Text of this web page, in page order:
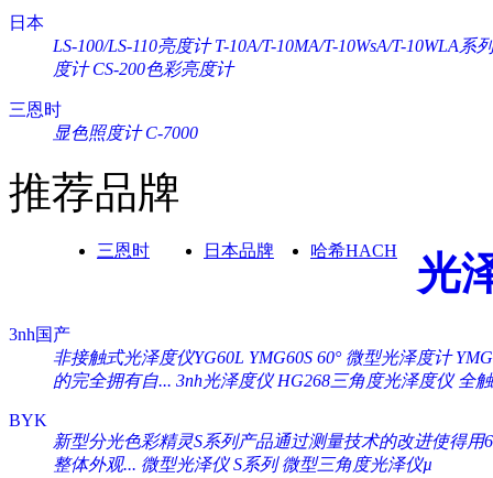
日本
LS-100/LS-110亮度计 T-10A/T-10MA/T-10WsA/T-10WLA系
度计 CS-200色彩亮度计
三恩时
显色照度计 C-7000
推荐品牌
三恩时 日本品牌 哈希HACH 光
3nh国产
非接触式光泽度仪YG60L YMG60S 60° 微型光泽度计
的完全拥有自... 3nh光泽度仪 HG268三角度光泽度仪 全
BYK
新型分光色彩精灵S系列产品通过测量技术的改进使得用
整体外观... 微型光泽仪 S系列 微型三角度光泽仪µ